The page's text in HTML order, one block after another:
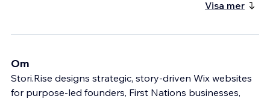
Visa mer
Om
Stori.Rise designs strategic, story-driven Wix websites
for purpose-led founders, First Nations businesses,